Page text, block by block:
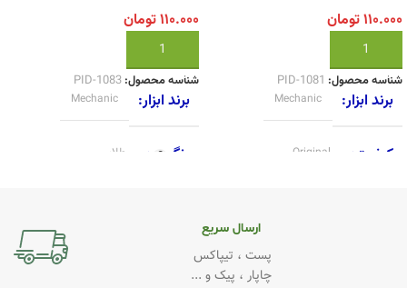
۱۱۰.۰۰۰تومان
افزودن به سبد خرید
شناسه محصول: PID-1081
برند ابزار Mechanic
کیفیت Original
۱۱۰.۰۰۰تومان
افزودن به سبد خرید
شناسه محصول: PID-1083
برند ابزار Mechanic
رنگ طلایی
ارسال سریع
پست ، تیپاکس
چاپار ، پیک و ...